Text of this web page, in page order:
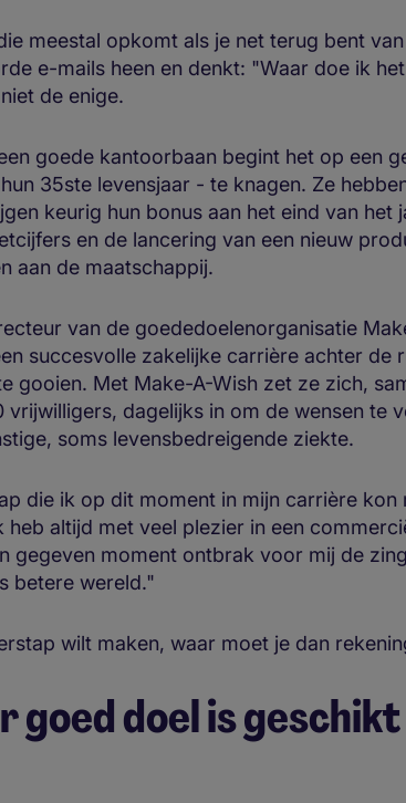
meestal opkomt als je net terug bent
e-mails heen en denkt: "Waar doe ik
de enige.
goede kantoorbaan begint het op een
35ste levensjaar - te knagen. Ze
keurig hun bonus aan het eind van het
en de lancering van een nieuw
aan de maatschappij.
van de goededoelenorganisatie
succesvolle zakelijke carrière achter de
gooien. Met Make-A-Wish zet ze zich,
dagelijks in om de wensen te
soms levensbedreigende ziekte.
die ik op dit moment in mijn carrière kon
heb altijd met veel plezier in een
gegeven moment ontbrak voor mij de
betere wereld."
wilt maken, waar moet je dan
goed doel is